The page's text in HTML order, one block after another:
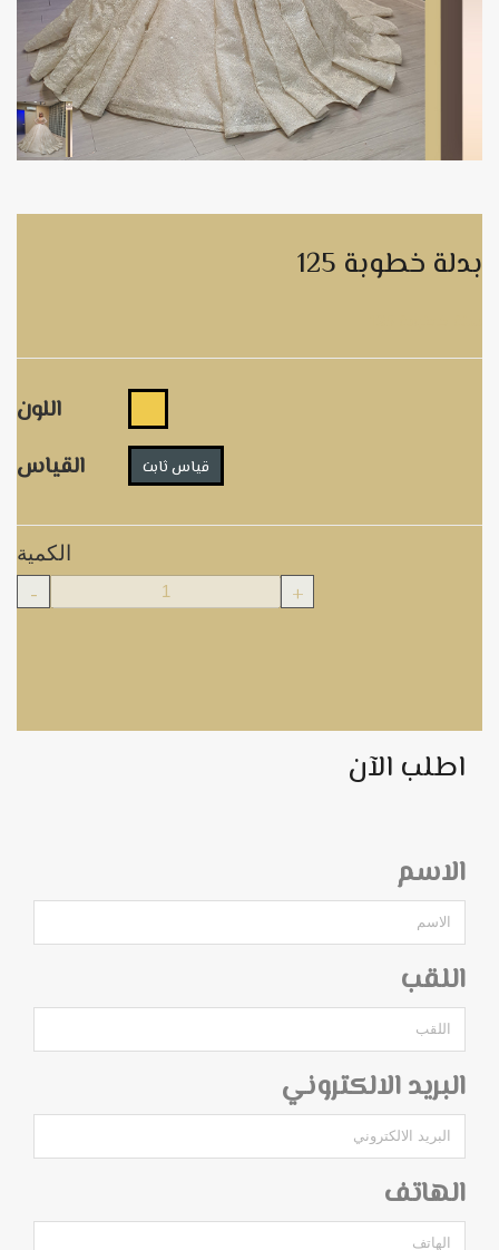
بدلة خطوبة 125
اللون
القياس
قياس ثابت
الكمية
- +
اطلب الآن
الاسم
اللقب
البريد الالكتروني
الهاتف